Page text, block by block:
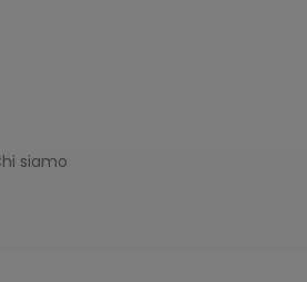
siamo